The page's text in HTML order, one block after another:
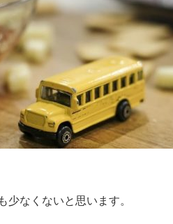
少なくないと思います。